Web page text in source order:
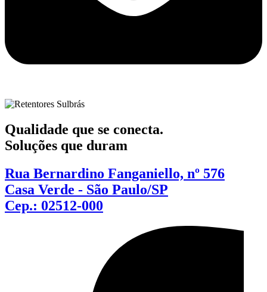
Qualidade que se conecta.
Soluções que duram
Rua Bernardino Fanganiello, nº 576
Casa Verde - São Paulo/SP
Cep.: 02512-000